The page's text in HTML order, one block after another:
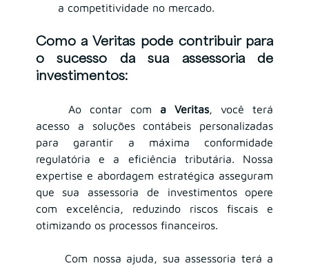
a competitividade no mercado.
Como a Veritas pode contribuir para
o sucesso da sua assessoria de
investimentos:
	Ao contar com
a Veritas, você terá
acesso a soluções contábeis personalizadas
para garantir a máxima conformidade
regulatória e a eficiência tributária. Nossa
expertise e abordagem estratégica asseguram
que sua assessoria de investimentos opere
com excelência, reduzindo riscos fiscais e
otimizando os processos financeiros.
	Com nossa ajuda, sua assessoria terá a